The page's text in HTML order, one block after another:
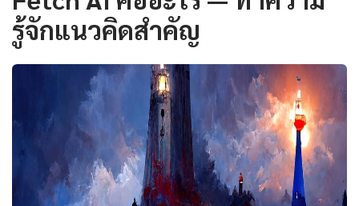
รู้จักแนวคิดสำคัญ